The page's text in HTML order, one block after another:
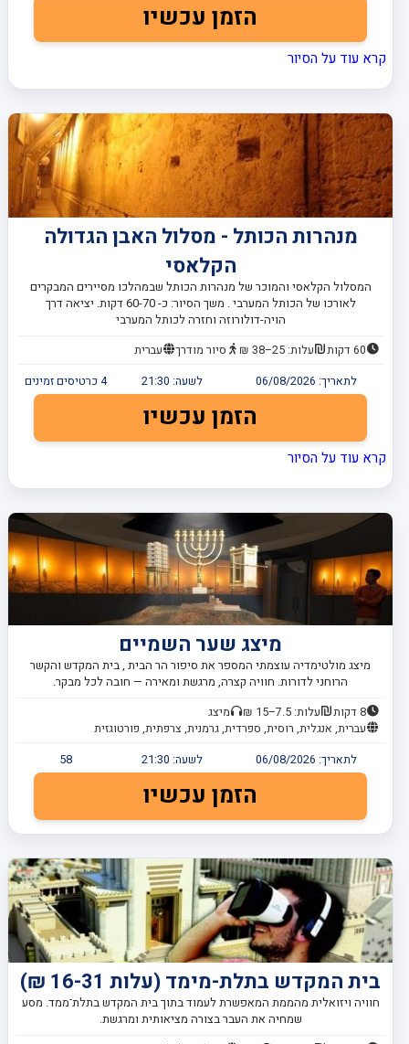
הזמן עכשיו
קרא עוד על הסיור
מנהרות הכותל - מסלול האבן הגדולה
הקלאסי
המסלול הקלאסי והמוכר של מנהרות הכותל שבמהלכו מסיירים המבקרים
לאורכו של הכותל המערבי . משך הסיור: כ- 60-70 דקות. יציאה דרך
הויה-דולורוזה וחזרה לכותל המערבי
60 דקות עלות: 25–38 ₪ סיור מודרך
עברית
לתאריך: 06/08/2026 לשעה: 21:30
4 כרטיסים זמינים
הזמן עכשיו
קרא עוד על הסיור
מיצג שער השמיים
מיצג מולטימדיה עוצמתי המספר את סיפור הר הבית , בית המקדש והקשר
הרוחני לדורות. חוויה קצרה, מרגשת ומאירה — חובה לכל מבקר.
8 דקות עלות: 7.5–15 ₪
מיצג
עברית, אנגלית, רוסית, ספרדית, גרמנית, צרפתית, פורטוגזית
לתאריך: 06/08/2026 לשעה: 21:30
58
הזמן עכשיו
בית המקדש בתלת-מימד (עלות 16-31 ₪)
חוויה ויזואלית מהממת המאפשרת לעמוד בתוך בית המקדש בתלת־ממד. מסע
שמחיה את העבר בצורה מציאותית ומרגשת.